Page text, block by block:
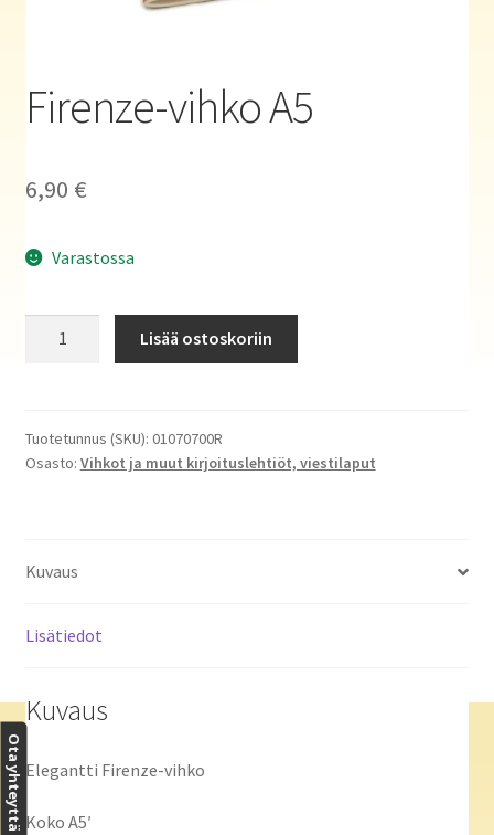
Firenze-vihko A5
6,90 €
Varastossa
Lisää ostoskoriin
Tuotetunnus (SKU): 01070700R
Osasto: Vihkot ja muut kirjoituslehtiöt, viestilaput
Kuvaus
Lisätiedot
Kuvaus
Elegantti Firenze-vihko
Koko A5′
Ota yhteyttä